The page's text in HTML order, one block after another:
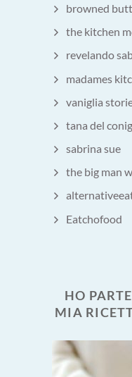
browned
the kitchen
revelando
madames
vaniglia
tana del
sabrina sue
the big man
Eatchofood
HO
MIA